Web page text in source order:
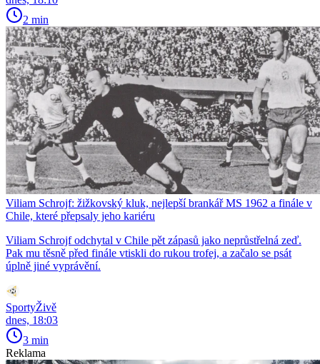
2 min
Viliam Schrojf: žižkovský kluk, nejlepší brankář MS 1962 a finále v
Chile, které přepsaly jeho kariéru
Viliam Schrojf odchytal v Chile pět zápasů jako neprůstřelná zeď.
Pak mu těsně před finále vtiskli do rukou trofej, a začalo se psát
úplně jiné vyprávění.
SportyŽivě
dnes, 18:03
3 min
Reklama